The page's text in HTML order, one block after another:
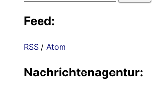
Feed:
RSS / Atom
Nachrichtenagentur: